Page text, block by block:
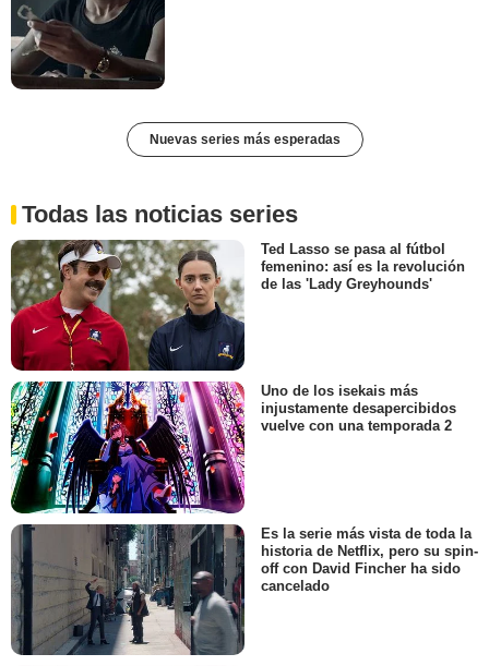
Nuevas series más esperadas
Todas las noticias series
Ted Lasso se pasa al fútbol
femenino: así es la revolución
de las 'Lady Greyhounds'
Uno de los isekais más
injustamente desapercibidos
vuelve con una temporada 2
Es la serie más vista de toda la
historia de Netflix, pero su spin-
off con David Fincher ha sido
cancelado